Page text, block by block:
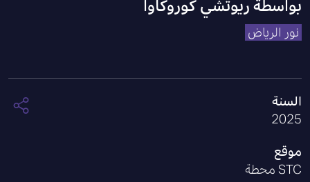
بواسطة ريوتشي كوروكاوا
نور الرياض
السنة
2025
موقع
STC محطة